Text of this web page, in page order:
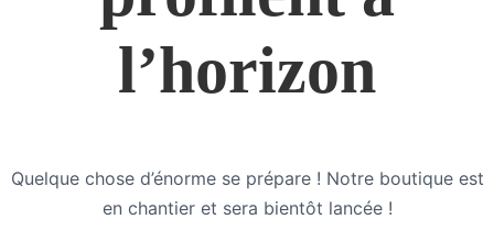
l’horizon
Quelque chose d’énorme se prépare ! Notre boutique est
en chantier et sera bientôt lancée !